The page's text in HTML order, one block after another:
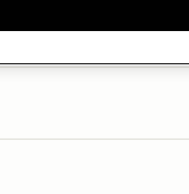
entregan en 24h.